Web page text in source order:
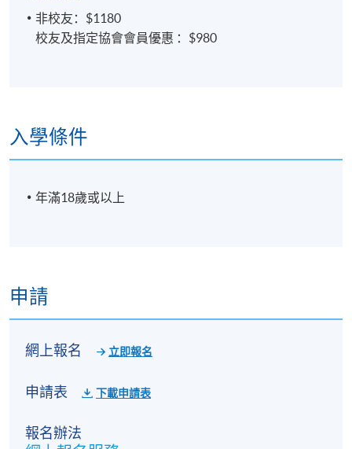
Will 畢業於國際烹飪學院（ICI），對烹飪藝術和攝影
有著非常強烈的熱情。Will在澳洲度過了兩年時間，探
歌手張敬軒和合和集團合作開創一家傳統的法式餐
Menard一起工作，在Junon創造了獨特的菜品。其後
非校友：$1180
校友及指定協會會員優惠 ：$980
入學條件
年滿18歲或以上
申請
網上報名 立即報名
申請表 下載申請表
報名辦法